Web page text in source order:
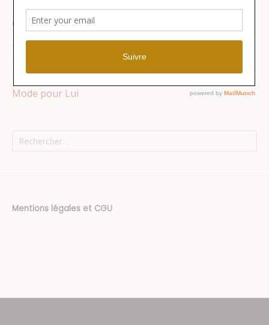
Catégories
Mode pour Elle
Mode pour Lui
Rechercher :
Mentions légales et CGU